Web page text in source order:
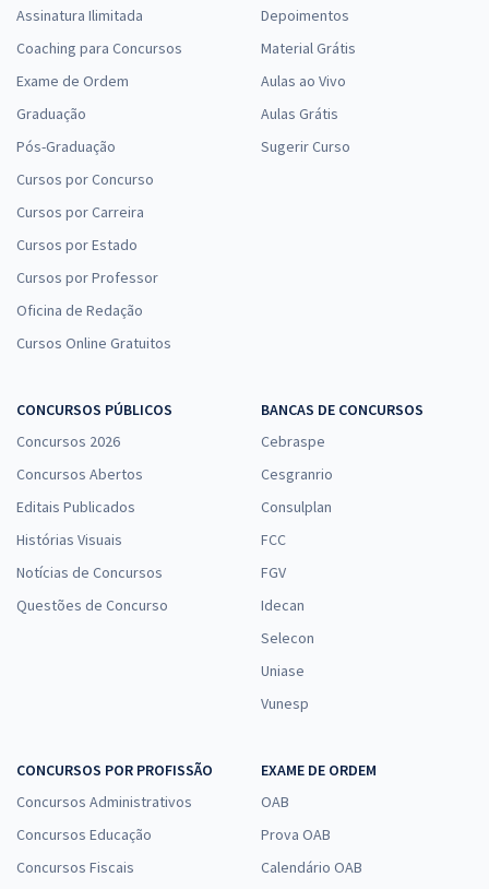
Assinatura Ilimitada
Coaching para Concursos
Exame de Ordem
Graduação
Pós-Graduação
Cursos por Concurso
Cursos por Carreira
Cursos por Estado
Cursos por Professor
Oficina de Redação
Cursos Online Gratuitos
Depoimentos
Material Grátis
Aulas ao Vivo
Aulas Grátis
Sugerir Curso
CONCURSOS PÚBLICOS
Concursos 2026
Concursos Abertos
Editais Publicados
Histórias Visuais
Notícias de Concursos
Questões de Concurso
BANCAS DE CONCURSOS
Cebraspe
Cesgranrio
Consulplan
FCC
FGV
Idecan
Selecon
Uniase
Vunesp
CONCURSOS POR PROFISSÃO
Concursos Administrativos
Concursos Educação
Concursos Fiscais
EXAME DE ORDEM
OAB
Prova OAB
Calendário OAB